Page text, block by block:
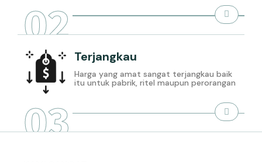
02
Terjangkau
Harga yang amat sangat terjangkau baik
itu untuk pabrik, ritel maupun perorangan
03